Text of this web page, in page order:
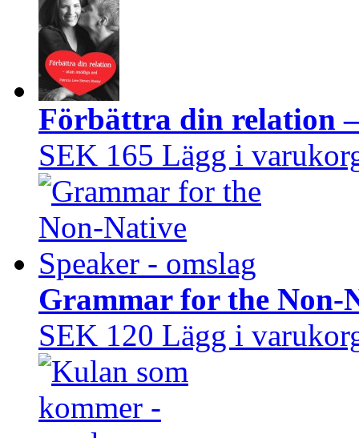
Förbättra din relation
SEK 165 Lägg i
Grammar for the Non-
SEK 120 Lägg i